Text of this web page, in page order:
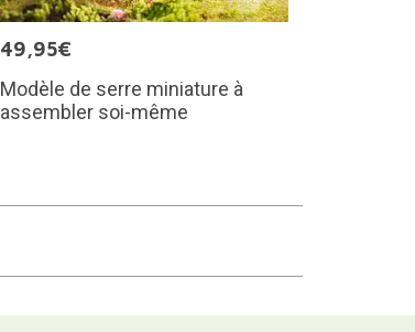
49,95€
Modèle de serre miniature à
assembler soi-même